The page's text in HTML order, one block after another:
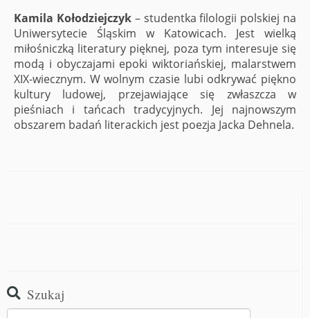
Kamila Kołodziejczyk– studentka filologii polskiej na
Uniwersytecie Śląskim w Katowicach. Jest wielką
miłośniczką literatury pięknej, poza tym interesuje się
modą i obyczajami epoki wiktoriańskiej, malarstwem
XIX-wiecznym. W wolnym czasie lubi odkrywać piękno
kultury ludowej, przejawiające się zwłaszcza w
pieśniach i tańcach tradycyjnych. Jej najnowszym
obszarem badań literackich jest poezja Jacka Dehnela.
Szukaj